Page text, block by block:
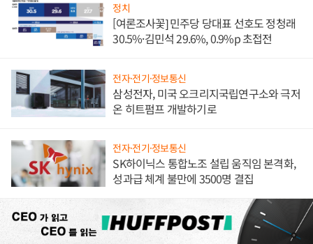
정치
[여론조사꽃] 민주당 당대표 선호도 정청래
30.5%·김민석 29.6%, 0.9%p 초접전
전자·전기·정보통신
삼성전자, 미국 오크리지국립연구소와 극저
온 히트펌프 개발하기로
전자·전기·정보통신
SK하이닉스 통합노조 설립 움직임 본격화,
성과급 체계 불만에 3500명 결집